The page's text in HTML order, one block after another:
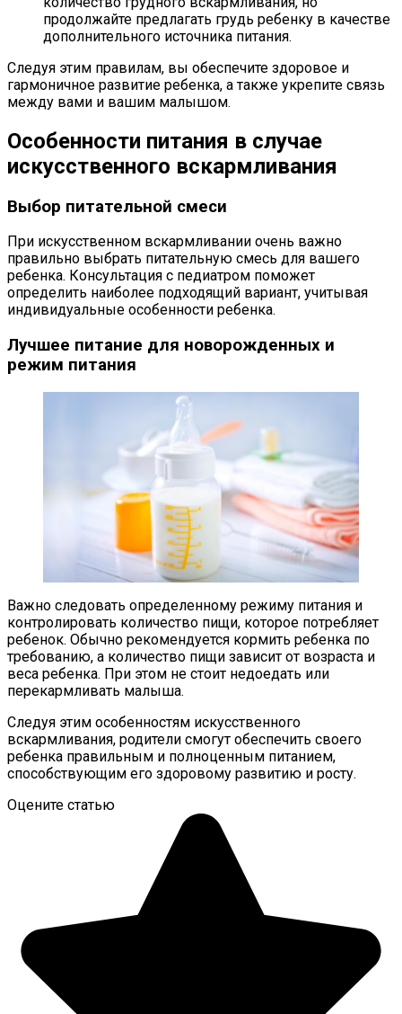
продолжайте предлагать грудь ребенку в качестве
дополнительного источника питания.
Следуя этим правилам, вы обеспечите здоровое и
гармоничное развитие ребенка, а также укрепите связь
между вами и вашим малышом.
Особенности питания в случае
искусственного вскармливания
Выбор питательной смеси
При искусственном вскармливании очень важно
правильно выбрать питательную смесь для вашего
ребенка. Консультация с педиатром поможет
определить наиболее подходящий вариант, учитывая
индивидуальные особенности ребенка.
Лучшее питание для новорожденных и
режим питания
Важно следовать определенному режиму питания и
контролировать количество пищи, которое потребляет
ребенок. Обычно рекомендуется кормить ребенка по
требованию, а количество пищи зависит от возраста и
веса ребенка. При этом не стоит недоедать или
перекармливать малыша.
Следуя этим особенностям искусственного
вскармливания, родители смогут обеспечить своего
ребенка правильным и полноценным питанием,
способствующим его здоровому развитию и росту.
Оцените статью